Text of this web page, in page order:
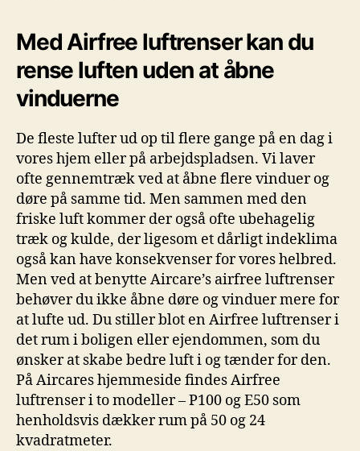
Med Airfree luftrenser kan du
rense luften uden at åbne
vinduerne
De fleste lufter ud op til flere gange på en dag i
vores hjem eller på arbejdspladsen. Vi laver
ofte gennemtræk ved at åbne flere vinduer og
døre på samme tid. Men sammen med den
friske luft kommer der også ofte ubehagelig
træk og kulde, der ligesom et dårligt indeklima
også kan have konsekvenser for vores helbred.
Men ved at benytte Aircare’s airfree luftrenser
behøver du ikke åbne døre og vinduer mere for
at lufte ud. Du stiller blot en Airfree luftrenser i
det rum i boligen eller ejendommen, som du
ønsker at skabe bedre luft i og tænder for den.
På Aircares hjemmeside findes Airfree
luftrenser i to modeller – P100 og E50 som
henholdsvis dækker rum på 50 og 24
kvadratmeter.